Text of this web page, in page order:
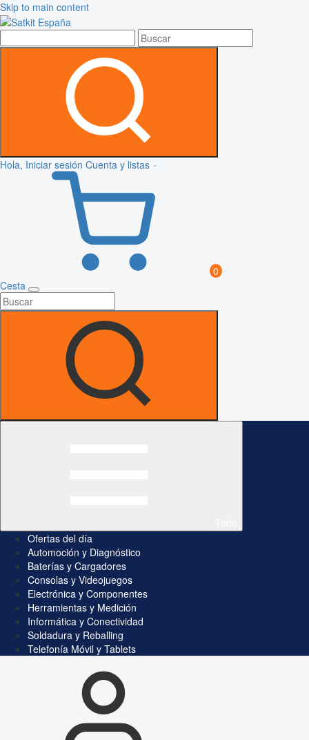
Skip to main content
Hola, Iniciar sesión Cuenta y listas
0
Cesta
Ofertas del día
Automoción y Diagnóstico
Baterías y Cargadores
Consolas y Videojuegos
Electrónica y Componentes
Herramientas y Medición
Informática y Conectividad
Soldadura y Reballing
Telefonía Móvil y Tablets